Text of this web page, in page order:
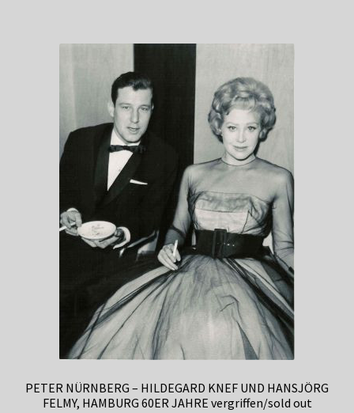
PETER NÜRNBERG – HILDEGARD KNEF UND HANSJÖRG
FELMY, HAMBURG 60ER JAHRE vergriffen/sold out